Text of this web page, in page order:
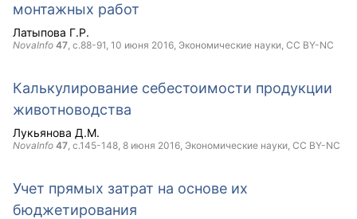
монтажных работ
Латыпова Г.Р.
NovaInfo 47, с.88-91, 10 июня 2016, Экономические науки, CC BY-NC
Калькулирование себестоимости продукции
животноводства
Лукьянова Д.М.
NovaInfo 47, с.145-148, 8 июня 2016, Экономические науки, CC BY-NC
Учет прямых затрат на основе их
бюджетирования